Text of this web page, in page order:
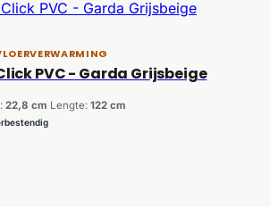
PVC - Garda Grijsbeige
22,8 cm Lengte: 122 cm